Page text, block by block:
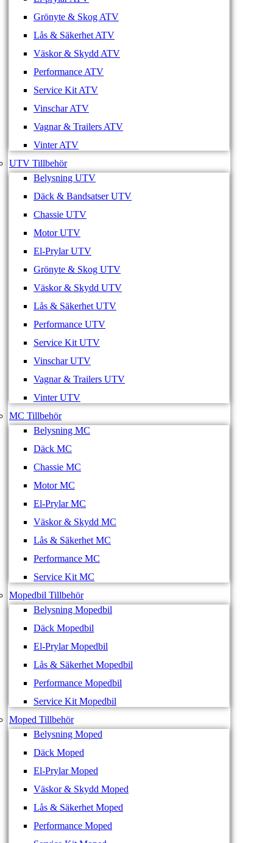
Grönyte & Skog ATV
Lås & Säkerhet ATV
Väskor & Skydd ATV
Performance ATV
Service Kit ATV
Vinschar ATV
Vagnar & Trailers ATV
Vinter ATV
UTV Tillbehör
Belysning UTV
Däck & Bandsatser UTV
Chassie UTV
Motor UTV
El-Prylar UTV
Grönyte & Skog UTV
Väskor & Skydd UTV
Lås & Säkerhet UTV
Performance UTV
Service Kit UTV
Vinschar UTV
Vagnar & Trailers UTV
Vinter UTV
MC Tillbehör
Belysning MC
Däck MC
Chassie MC
Motor MC
El-Prylar MC
Väskor & Skydd MC
Lås & Säkerhet MC
Performance MC
Service Kit MC
Mopedbil Tillbehör
Belysning Mopedbil
Däck Mopedbil
El-Prylar Mopedbil
Lås & Säkerhet Mopedbil
Performance Mopedbil
Service Kit Mopedbil
Moped Tillbehör
Belysning Moped
Däck Moped
El-Prylar Moped
Väskor & Skydd Moped
Lås & Säkerhet Moped
Performance Moped